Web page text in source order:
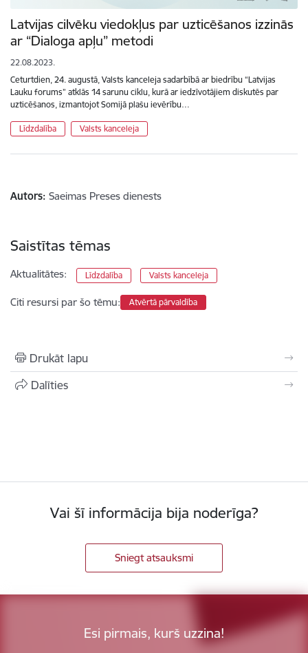
Latvijas cilvēku viedokļus par uzticēšanos izzinās
ar “Dialoga apļu” metodi
22.08.2023.
Ceturtdien, 24. augustā, Valsts kanceleja sadarbībā ar biedrību “Latvijas
Lauku forums” atklās 14 sarunu ciklu, kurā ar iedzīvotājiem diskutēs par
uzticēšanos, izmantojot Somijā plašu ievērību…
Līdzdalība Valsts kanceleja
Autors: Saeimas Preses dienests
Saistītas tēmas
Aktualitātes: Līdzdalība Valsts kanceleja
Citi resursi par šo tēmu: Atvērtā pārvaldība
Drukāt lapu
Dalīties
Vai šī informācija bija noderīga?
Sniegt atsauksmi
Esi pirmais, kurš uzzina!